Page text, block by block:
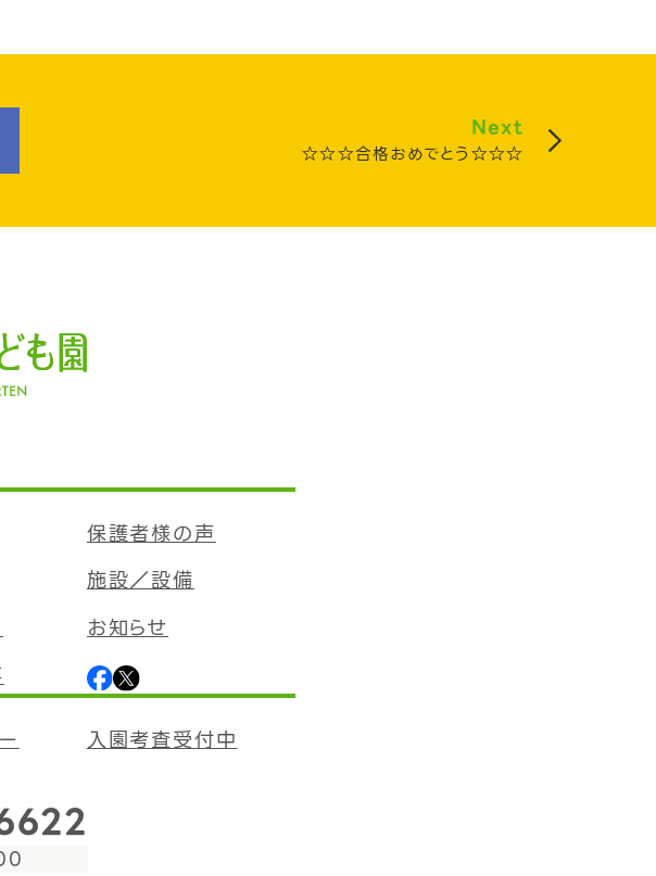
Next
☆☆☆合格おめでとう☆☆☆
保護者様の声
施設／設備
お知らせ
入園考査受付中